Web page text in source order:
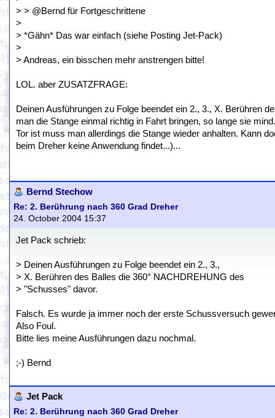
> > @Bernd für Fortgeschrittene
>
> *Gähn* Das war einfach (siehe Posting Jet-Pack)
>
> Andreas, ein bisschen mehr anstrengen bitte!
LOL. aber ZUSATZFRAGE:
Deinen Ausführungen zu Folge beendet ein 2., 3., X. Berühren
man die Stange einmal richtig in Fahrt bringen, so lange sie
Tor ist muss man allerdings die Stange wieder anhalten. Kann
beim Dreher keine Anwendung findet...)...
Bernd Stechow
Re: 2. Berührung nach 360 Grad Dreher
24. October 2004 15:37
Jet Pack schrieb:
> Deinen Ausführungen zu Folge beendet ein 2., 3.,
> X. Berühren des Balles die 360° NACHDREHUNG des
> "Schusses" davor.
Falsch. Es wurde ja immer noch der erste Schussversuch
Also Foul.
Bitte lies meine Ausführungen dazu nochmal.
;-) Bernd
Jet Pack
Re: 2. Berührung nach 360 Grad Dreher